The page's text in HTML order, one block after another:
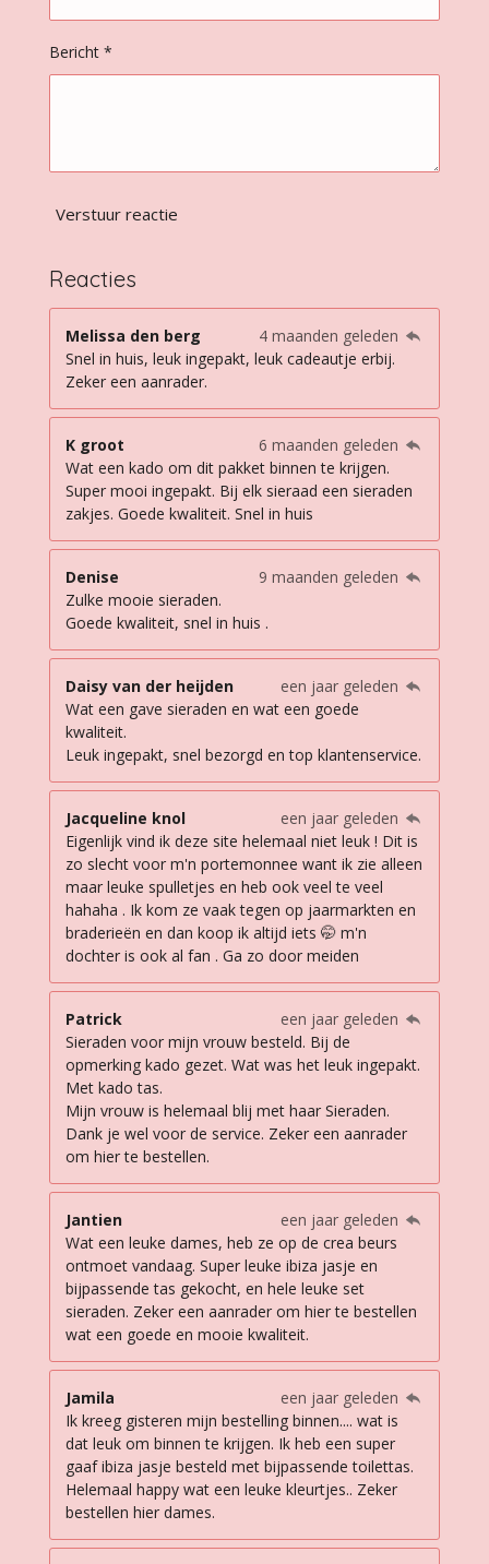
e
n
Bericht *
Verstuur reactie
Reacties
Melissa den berg
4 maanden geleden
Snel in huis, leuk ingepakt, leuk cadeautje erbij.
Zeker een aanrader.
K groot
6 maanden geleden
Wat een kado om dit pakket binnen te krijgen.
Super mooi ingepakt. Bij elk sieraad een sieraden
zakjes. Goede kwaliteit. Snel in huis
Denise
9 maanden geleden
Zulke mooie sieraden.
Goede kwaliteit, snel in huis .
Daisy van der heijden
een jaar geleden
Wat een gave sieraden en wat een goede
kwaliteit.
Leuk ingepakt, snel bezorgd en top klantenservice.
Jacqueline knol
een jaar geleden
Eigenlijk vind ik deze site helemaal niet leuk ! Dit is
zo slecht voor m'n portemonnee want ik zie alleen
maar leuke spulletjes en heb ook veel te veel
hahaha . Ik kom ze vaak tegen op jaarmarkten en
braderieën en dan koop ik altijd iets 🤭 m'n
dochter is ook al fan . Ga zo door meiden
Patrick
een jaar geleden
Sieraden voor mijn vrouw besteld. Bij de
opmerking kado gezet. Wat was het leuk ingepakt.
Met kado tas.
Mijn vrouw is helemaal blij met haar Sieraden.
Dank je wel voor de service. Zeker een aanrader
om hier te bestellen.
Jantien
een jaar geleden
Wat een leuke dames, heb ze op de crea beurs
ontmoet vandaag. Super leuke ibiza jasje en
bijpassende tas gekocht, en hele leuke set
sieraden. Zeker een aanrader om hier te bestellen
wat een goede en mooie kwaliteit.
Jamila
een jaar geleden
Ik kreeg gisteren mijn bestelling binnen.... wat is
dat leuk om binnen te krijgen. Ik heb een super
gaaf ibiza jasje besteld met bijpassende toilettas.
Helemaal happy wat een leuke kleurtjes.. Zeker
bestellen hier dames.